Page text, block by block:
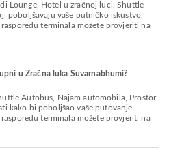
poboljšavaju vaše putničko iskustvo.
terminala možete provjeriti na
u Zračna luka Suvarnabhumi?
kako bi poboljšao vaše putovanje.
terminala možete provjeriti na